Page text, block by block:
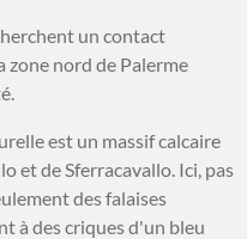
un contact
zone nord de Palerme
est un massif calcaire
et de Sferracavallo. Ici, pas
des falaises
à des criques d'un bleu